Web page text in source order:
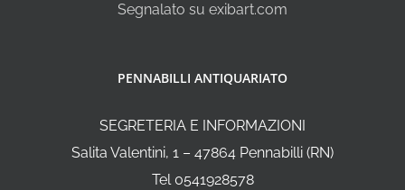
Segnalato su exibart.com
PENNABILLI ANTIQUARIATO
SEGRETERIA E INFORMAZIONI
Salita Valentini, 1 – 47864 Pennabilli (RN)
Tel 0541928578